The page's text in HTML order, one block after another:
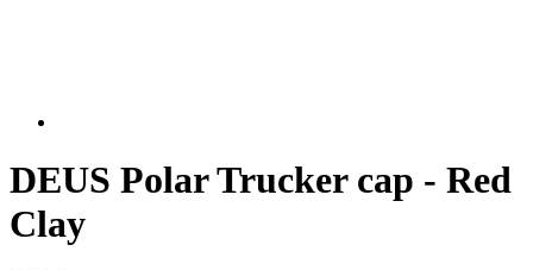
DEUS Polar Trucker cap - Red
Clay